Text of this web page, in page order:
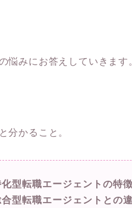
悩みにお答えしていきます
分かること。
化型転職エージェントの特
合型転職エージェントとの